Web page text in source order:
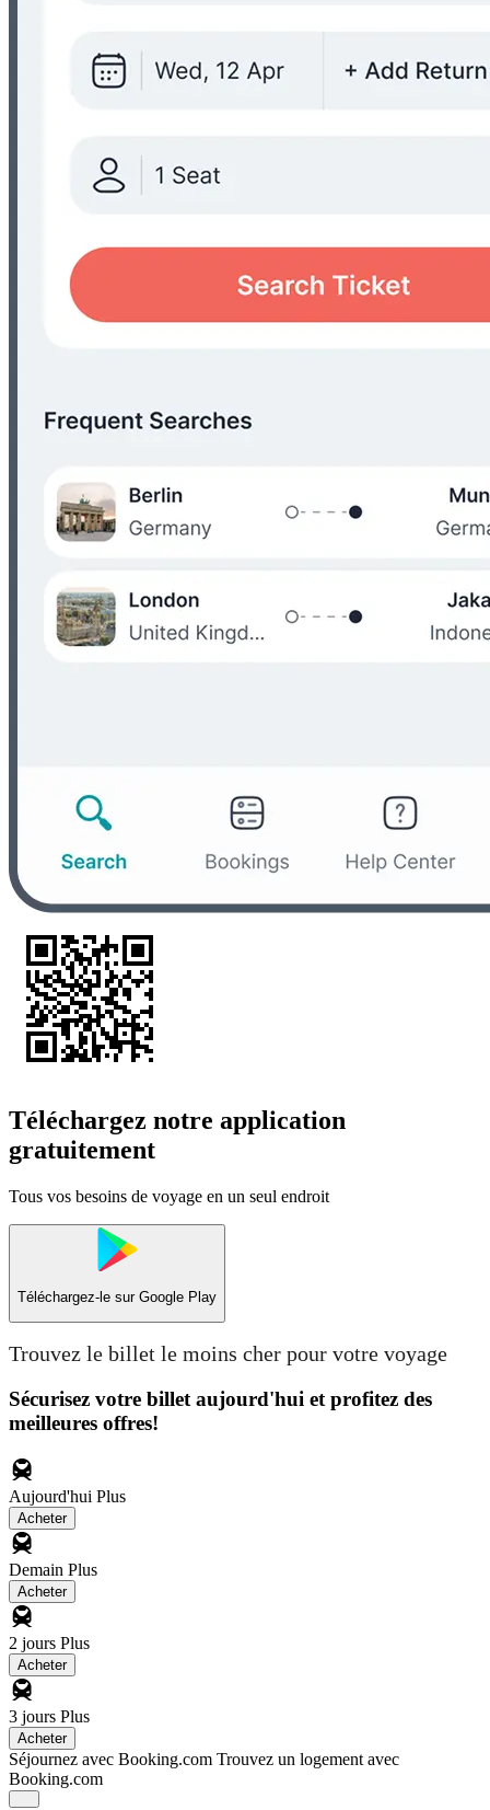
Téléchargez notre application
gratuitement
Tous vos besoins de voyage en un seul endroit
Téléchargez-le sur Google Play
Trouvez le billet le moins cher pour votre voyage
Sécurisez votre billet aujourd'hui et profitez des
meilleures offres!
Aujourd'hui Plus
Acheter
Demain Plus
Acheter
2 jours Plus
Acheter
3 jours Plus
Acheter
Séjournez avec Booking.com Trouvez un logement avec
Booking.com